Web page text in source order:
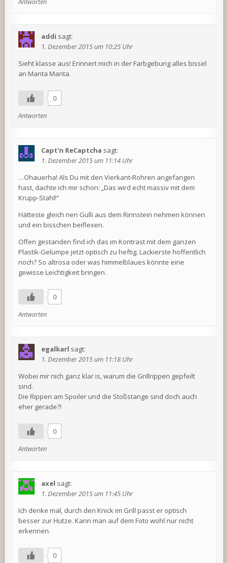
Antworten
addi sagt:
1. Dezember 2015 um 10:25 Uhr
Sieht klasse aus! Erinnert mich in der Farbgebung alles bissel
an Manta Manta.
0
Antworten
Capt'n ReCaptcha sagt:
1. Dezember 2015 um 11:14 Uhr
…Ohauerha! Als Du mit den Vierkant-Rohren angefangen
hast, dachte ich mir schon: „Das wird echt massiv mit dem
Krupp-Stahl!“
Hätteste gleich nen Gulli aus dem Rinnstein nehmen können
und ein bisschen beiflexen.
Offen gestanden find ich das im Kontrast mit dem ganzen
Plastik-Gelumpe jetzt optisch zu heftig. Lackierste hoffentlich
noch? So altrosa oder was himmelblaues könnte eine
gewisse Leichtigkeit bringen.
0
Antworten
egalkarl sagt:
1. Dezember 2015 um 11:18 Uhr
Wobei mir nich ganz klar is, warum die Grillrippen gepfeilt
sind.
Die Rippen am Spoiler und die Stoßstange sind doch auch
eher gerade?!
0
Antworten
axel sagt:
1. Dezember 2015 um 11:45 Uhr
Ich denke mal, durch den Knick im Grill passt er optisch
besser zur Hutze. Kann man auf dem Foto wohl nur nicht
erkennen.
0